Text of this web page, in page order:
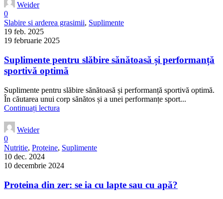
Weider
0
Slabire si arderea grasimii, Suplimente
19 feb. 2025
19 februarie 2025
Suplimente pentru slăbire sănătoasă și performanță
sportivă optimă
Suplimente pentru slăbire sănătoasă și performanță sportivă optimă.
În căutarea unui corp sănătos și a unei performanțe sport...
Continuați lectura
Weider
0
Nutritie, Proteine, Suplimente
10 dec. 2024
10 decembrie 2024
Proteina din zer: se ia cu lapte sau cu apă?